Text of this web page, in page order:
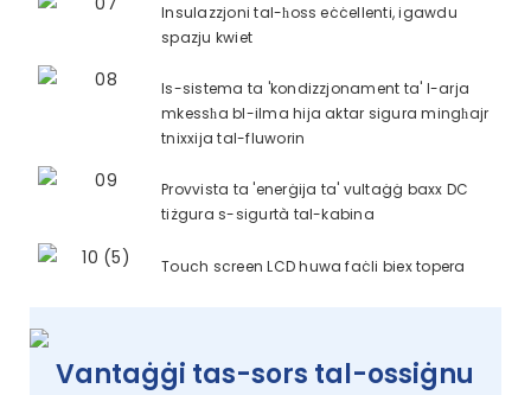
Insulazzjoni tal-ħoss eċċellenti, igawdu
spazju kwiet
Is-sistema ta 'kondizzjonament ta' l-arja
mkessħa bl-ilma hija aktar sigura mingħajr
tnixxija tal-fluworin
Provvista ta 'enerġija ta' vultaġġ baxx DC
tiżgura s-sigurtà tal-kabina
Touch screen LCD huwa faċli biex topera
Vantaġġi tas-sors tal-ossiġnu